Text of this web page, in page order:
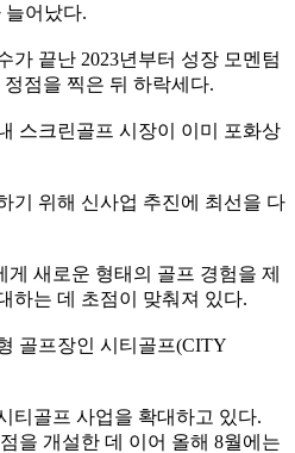
늘어났다.
가 끝난 2023년부터 성장 모멘텀
점을 찍은 뒤 하락세다.
스크린골프 시장이 이미 포화상
기 위해 신사업 추진에 최선을 다
새로운 형태의 골프 경험을 제
하는 데 초점이 맞춰져 있다.
골프장인 시티골프(CITY
티골프 사업을 확대하고 있다.
을 개설한 데 이어 올해 8월에는